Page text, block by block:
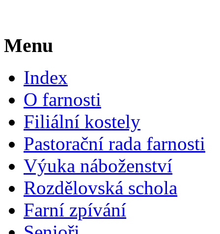
Menu
Index
O farnosti
Filiální kostely
Pastorační rada farnosti
Výuka náboženství
Rozdělovská schola
Farní zpívání